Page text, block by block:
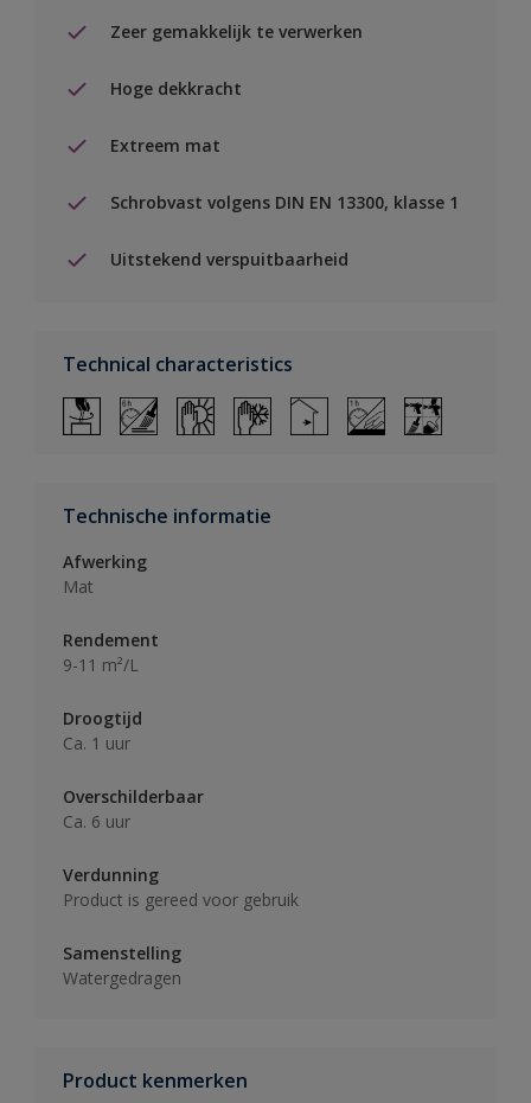
Zeer gemakkelijk te verwerken
Hoge dekkracht
Extreem mat
Schrobvast volgens DIN EN 13300, klasse 1
Uitstekend verspuitbaarheid
Technical characteristics
Technische informatie
Afwerking
Mat
Rendement
9-11 m²/L
Droogtijd
Ca. 1 uur
Overschilderbaar
Ca. 6 uur
Verdunning
Product is gereed voor gebruik
Samenstelling
Watergedragen
Product kenmerken